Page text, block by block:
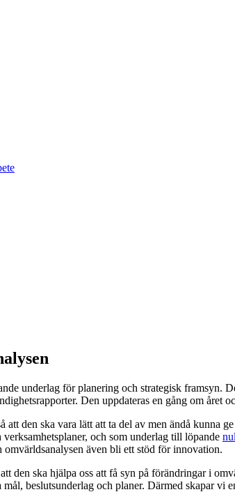
underlag för planering och strategisk
Den uppdateras en gång om året
att den ska vara lätt att ta del av men ändå kunna
och som underlag till löpande
omvärldsanalysen även bli ett stöd för innovation.
den ska hjälpa oss att få syn på förändringar i
beslutsunderlag och planer. Därmed skapar vi